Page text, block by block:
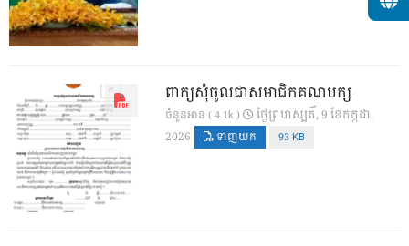
ពាក្យសុំចូលជាសមាជិកគណបក្ស
ចំនួនអាន ( 4.1k )
ថ្ងៃ​ព្រហស្បតិ៍, 9 ខែ​កក្កដា,
2026
ទាញយក 93 KB